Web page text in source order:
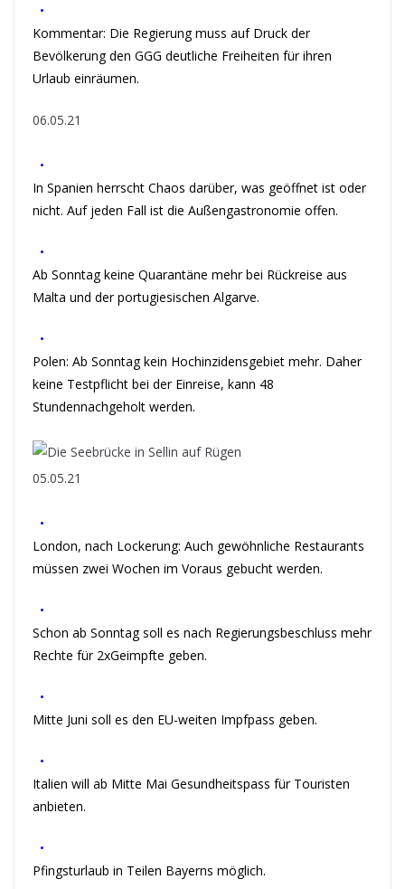
•
Kommentar: Die Regierung muss auf Druck der
Bevölkerung den GGG deutliche Freiheiten für ihren
Urlaub einräumen.
06.05.21
•
In Spanien herrscht Chaos darüber, was geöffnet ist oder
nicht. Auf jeden Fall ist die Außengastronomie offen.
•
Ab Sonntag keine Quarantäne mehr bei Rückreise aus
Malta und der portugiesischen Algarve.
•
Polen: Ab Sonntag kein Hochinzidensgebiet mehr. Daher
keine Testpflicht bei der Einreise, kann 48
Stundennachgeholt werden.
05.05.21
•
London, nach Lockerung: Auch gewöhnliche Restaurants
müssen zwei Wochen im Voraus gebucht werden.
•
Schon ab Sonntag soll es nach Regierungsbeschluss mehr
Rechte für 2xGeimpfte geben.
•
Mitte Juni soll es den EU-weiten Impfpass geben.
•
Italien will ab Mitte Mai Gesundheitspass für Touristen
anbieten.
•
Pfingsturlaub in Teilen Bayerns möglich.